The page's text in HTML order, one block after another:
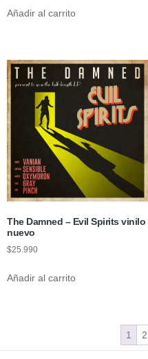
Añadir al carrito
The Damned ‎– Evil Spirits vinilo
nuevo
$25.990
Añadir al carrito
1 2